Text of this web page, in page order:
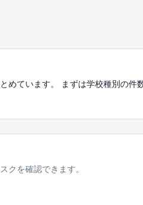
ています。 まずは学校種別の件
クを確認できます。